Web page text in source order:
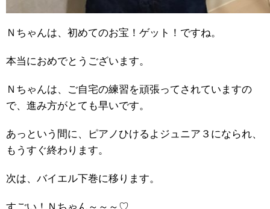
Ｎちゃんは、初めてのお宝！ゲット！ですね。
本当におめでとうございます。
Ｎちゃんは、ご自宅の練習を頑張ってされていますの
で、進み方がとても早いです。
あっという間に、ピアノひけるよジュニア３になられ、
もうすぐ終わります。
次は、バイエル下巻に移ります。